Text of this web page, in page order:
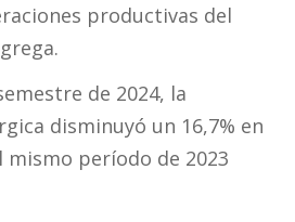
productivas del
de 2024, la
disminuyó un 16,7% en
período de 2023